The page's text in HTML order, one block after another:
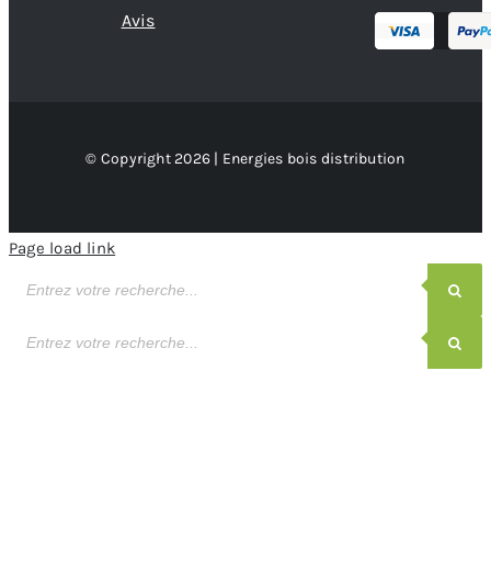
Avis
© Copyright 2026 | Energies bois distribution
Page load link
de
de